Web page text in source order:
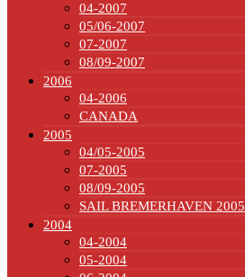
04-2007
05/06-2007
07-2007
08/09-2007
2006
04-2006
CANADA
2005
04/05-2005
07-2005
08/09-2005
SAIL BREMERHAVEN 2005
2004
04-2004
05-2004